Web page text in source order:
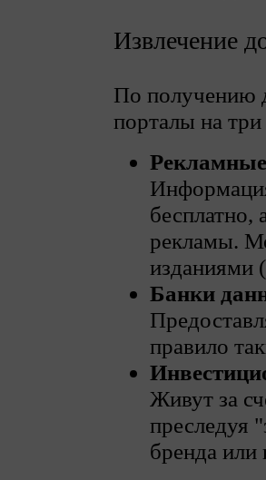
Извлечение
По получению
порталы на три
бесплатно,
рекламы.
изданиями
Банки
правило
Живут за
преследуя
бренда или